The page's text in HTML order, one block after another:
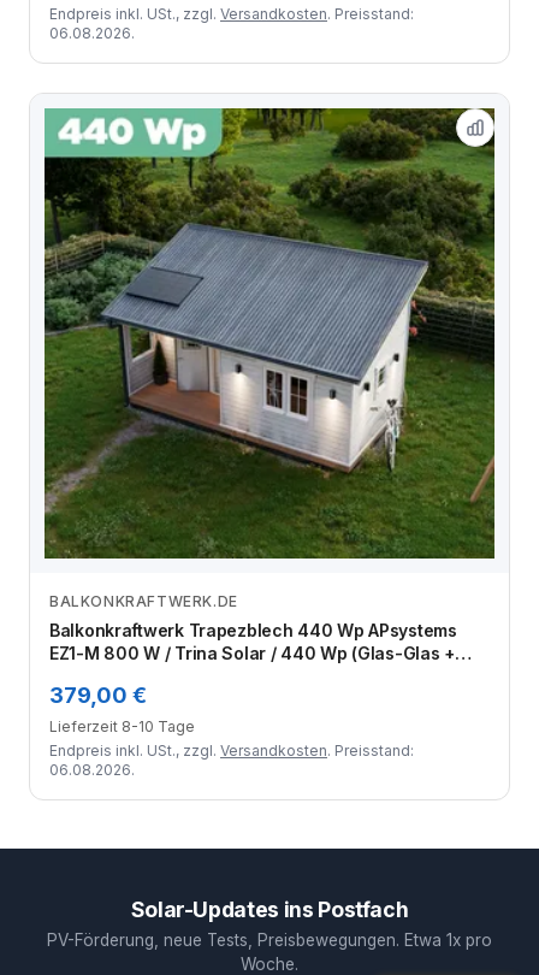
Endpreis inkl. USt., zzgl. Versandkosten. Preisstand:
06.08.2026.
Zum Angebot
BALKONKRAFTWERK.DE
Balkonkraftwerk Trapezblech 440 Wp APsystems
EZ1-M 800 W / Trina Solar / 440 Wp (Glas-Glas +
Modul
379,00 €
Lieferzeit 8-10 Tage
Endpreis inkl. USt., zzgl. Versandkosten. Preisstand:
06.08.2026.
Solar-Updates ins Postfach
PV-Förderung, neue Tests, Preisbewegungen. Etwa 1x pro
Woche.